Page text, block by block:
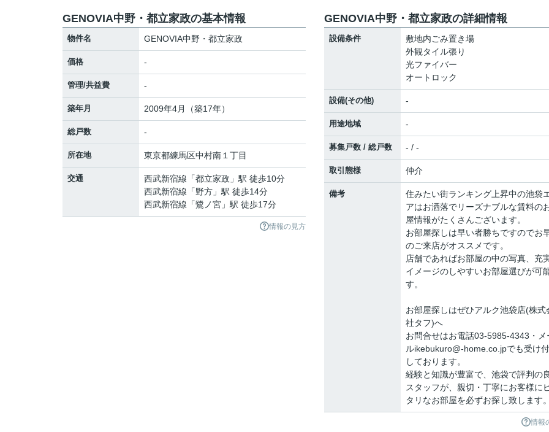
GENOVIA中野・都立家政の基本情報
物件名 GENOVIA中野・都立家政
価格 -
管理/共益費 -
築年月 2009年4月（築17年）
総戸数 -
所在地 東京都練馬区中村南 １丁目
交通 西武新宿線 「都立家政 」駅 徒歩10分
西武新宿線 「野方 」駅 徒歩14分
西武新宿線 「鷺ノ宮 」駅 徒歩17分
情報の見方
GENOVIA中野・都立家政の詳細情報
設備条件
敷地内ごみ置き場
外観タイル張り
光ファイバー
オートロック
設備(その他) -
用途地域 -
募集戸数 / 総戸数 - / -
取引態様 仲介
備考
住みたい街ランキング上昇中の池袋
アはお洒落でリーズナブルな賃料の
屋情報がたくさんございます。
お部屋探しは早い者勝ちですのでお
のご来店がオススメです。
店舗であればお部屋の中の写真、充実
イメージのしやすいお部屋選びが可
す。
お部屋探しはぜひアルク池袋店(株式
社タフ)へ
お問合せはお電話03-5985-4343・メ
ルikebukuro@-home.co.jpでも受け
しております。
経験と知識が豊富で、池袋で評判の
スタッフが、親切・丁寧にお客様に
タリなお部屋を必ずお探し致します。
情報